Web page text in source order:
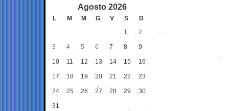
Agosto 2026
L M M G V S
D
1
2
3 4 5 6 7 8 9
10 11 12 13 14 15 16
17 18 19 20 21 22 23
24 25 26 27 28 29 30
31